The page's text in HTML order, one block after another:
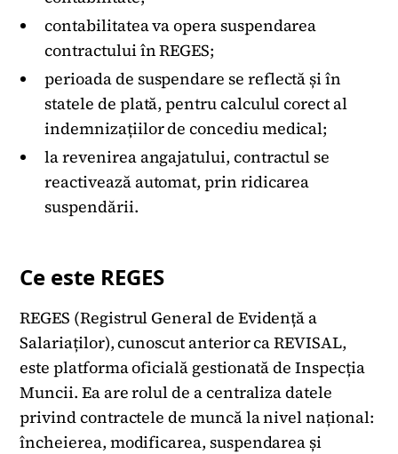
contabilitatea va opera suspendarea
contractului în REGES;
perioada de suspendare se reflectă și în
statele de plată, pentru calculul corect al
indemnizațiilor de concediu medical;
la revenirea angajatului, contractul se
reactivează automat, prin ridicarea
suspendării.
Ce este REGES
REGES (Registrul General de Evidență a
Salariaților), cunoscut anterior ca REVISAL,
este platforma oficială gestionată de Inspecția
Muncii. Ea are rolul de a centraliza datele
privind contractele de muncă la nivel național:
încheierea, modificarea, suspendarea și